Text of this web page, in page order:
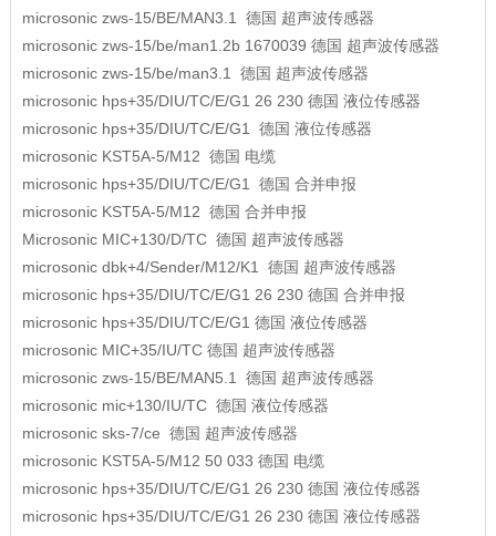
microsonic zws-15/BE/MAN3.1 德国 超声波传感器
microsonic zws-15/be/man1.2b 1670039 德国 超声波传感器
microsonic zws-15/be/man3.1 德国 超声波传感器
microsonic hps+35/DIU/TC/E/G1 26 230 德国 液位传感器
microsonic hps+35/DIU/TC/E/G1 德国 液位传感器
microsonic KST5A-5/M12 德国 电缆
microsonic hps+35/DIU/TC/E/G1 德国 合并申报
microsonic KST5A-5/M12 德国 合并申报
Microsonic MIC+130/D/TC 德国 超声波传感器
microsonic dbk+4/Sender/M12/K1 德国 超声波传感器
microsonic hps+35/DIU/TC/E/G1 26 230 德国 合并申报
microsonic hps+35/DIU/TC/E/G1 德国 液位传感器
microsonic MIC+35/IU/TC 德国 超声波传感器
microsonic zws-15/BE/MAN5.1 德国 超声波传感器
microsonic mic+130/IU/TC 德国 液位传感器
microsonic sks-7/ce 德国 超声波传感器
microsonic KST5A-5/M12 50 033 德国 电缆
microsonic hps+35/DIU/TC/E/G1 26 230 德国 液位传感器
microsonic hps+35/DIU/TC/E/G1 26 230 德国 液位传感器